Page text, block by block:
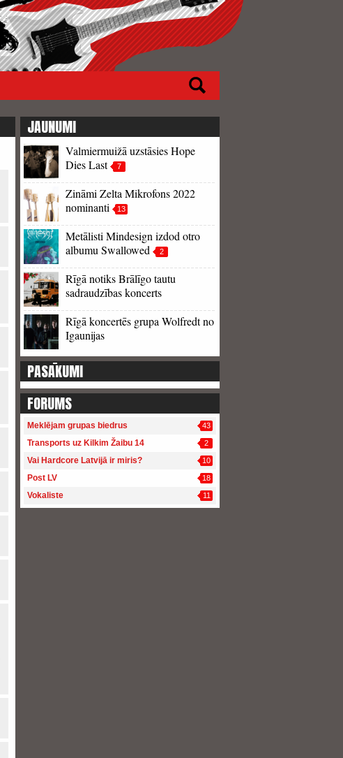
JAUNUMI
Valmiermuižā uzstāsies Hope
Dies Last
7
Zināmi Zelta Mikrofons 2022
nominanti
13
Metālisti Mindesign izdod otro
albumu Swallowed
2
Rīgā notiks Brālīgo tautu
sadraudzības koncerts
Rīgā koncertēs grupa Wolfredt no
Igaunijas
PASĀKUMI
FORUMS
Meklējam grupas biedrus 43
Transports uz Kilkim Žaibu 14 2
Vai Hardcore Latvijā ir miris? 10
Post LV 18
Vokaliste 11